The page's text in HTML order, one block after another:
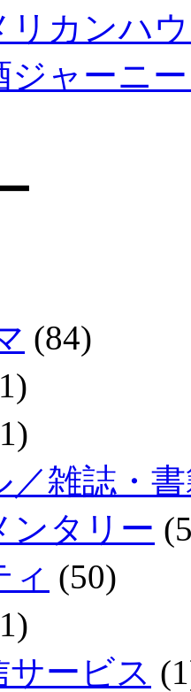
リカンハ
ジャーニ
(84)
／雑誌・
ンタリー
ィ (50)
ービス